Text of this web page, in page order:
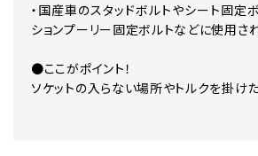
・国産車のスタッドボルトやシート固定
ションプーリー固定ボルトなどに使用さ
●ここがポイント！
ソケットの入らない場所やトルクを掛けた